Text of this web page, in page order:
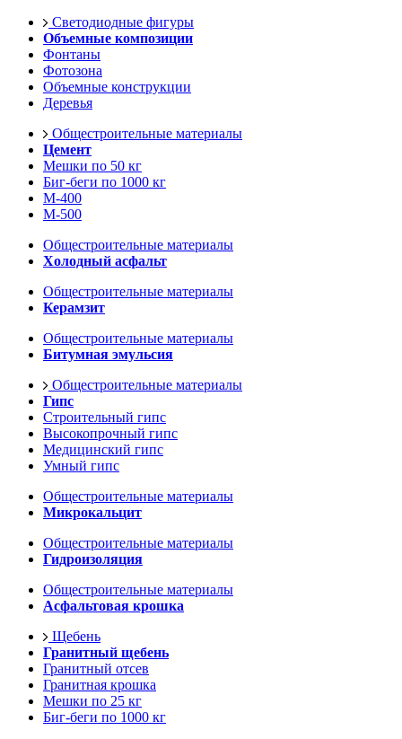
Светодиодные фигуры
Объемные композиции
Фонтаны
Фотозона
Объемные конструкции
Деревья
Общестроительные материалы
Цемент
Мешки по 50 кг
Биг-беги по 1000 кг
М-400
М-500
Общестроительные материалы
Холодный асфальт
Общестроительные материалы
Керамзит
Общестроительные материалы
Битумная эмульсия
Общестроительные материалы
Гипс
Строительный гипс
Высокопрочный гипс
Медицинский гипс
Умный гипс
Общестроительные материалы
Микрокальцит
Общестроительные материалы
Гидроизоляция
Общестроительные материалы
Асфальтовая крошка
Щебень
Гранитный щебень
Гранитный отсев
Гранитная крошка
Мешки по 25 кг
Биг-беги по 1000 кг